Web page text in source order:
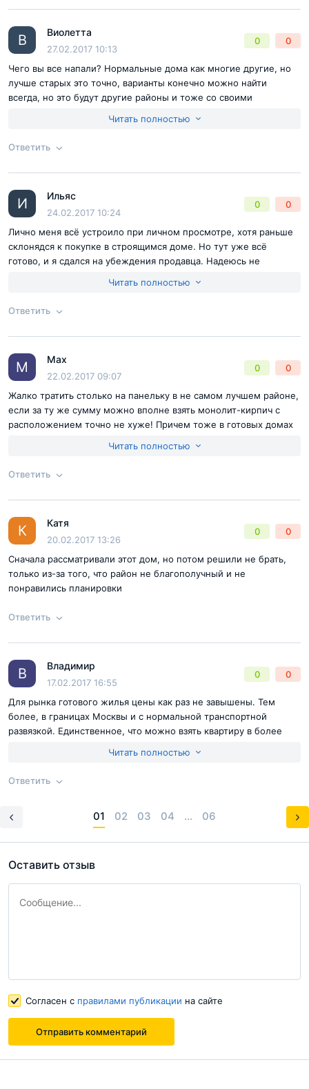
Согласен справилами публикациина сайте
Отправить комментарий
Ответ на отзыв
Согласен справилами публикациина сайте
Отправить комментарий
В Виолетта
27.02.2017 10:13
0 0
Чего вы все напали? Нормальные дома как многие другие, но
лучше старых это точно, варианты конечно можно найти
всегда, но это будут другие районы и тоже со своими
за МКДом нас это никак не устраивало. Так что если решили
Читать полностью
Ответить
Ответ на отзыв
Согласен справилами публикациина сайте
Отправить комментарий
И Ильяс
24.02.2017 10:24
0 0
Лично меня всё устроило при личном просмотре, хотя раньше
склонядся к покупке в строящимся доме. Но тут уже всё
готово, и я сдался на убеждения продавца. Надеюсь не
Читать полностью
Ответить
Ответ на отзыв
Согласен справилами публикациина сайте
Отправить комментарий
M Max
22.02.2017 09:07
0 0
Жалко тратить столько на панельку в не самом лучшем районе,
если за ту же сумму можно вполне взять монолит-кирпич с
расположением точно не хуже! Причем тоже в готовых домах
Читать полностью
Ответить
Ответ на отзыв
Согласен справилами публикации
Отправить комментарий
К Катя
20.02.2017 13:26
0 0
Сначала рассматривали этот дом, но потом решили не брать,
только из-за того, что район не благополучный и не
понравились планировки
Ответить
Ответ на отзыв
правилами публикации на сайте
Отправить комментарий
B Bладимир
17.02.2017 16:55
0 0
Для рынка готового жилья цены как раз не завышены. Тем
более, в границах Москвы и с нормальной транспортной
развязкой. Единственное, что можно взять квартиру в более
строительства. Так что тут уж стоит выбирать исходя из своего
Читать полностью
Ответить
Отправить комментарий
01 02 03 04 ... 06
Оставить отзыв
Согласен с правилами публикации на сайте
Отправить комментарий